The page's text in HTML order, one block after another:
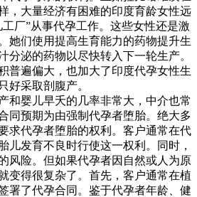
，大量经济有困难的印度育龄女性远
厂”从事代孕工作。这些女性还是激
她们使用提高生育能力的药物提升生
分泌的药物以尽快转入下一轮生产。
普遍偏大，也加大了印度代孕女性生
好采取剖腹产。
和婴儿早夭的几率非常大，中介也常
同预期为由强制代孕者堕胎。绝大多
求代孕者堕胎的权利。客户通常在代
儿发育不良时行使这一权利。同时，
风险。但如果代孕者因自然或人为原
变得很复杂了。首先，客户通常在植
署了代孕合同。鉴于代孕者年龄、健